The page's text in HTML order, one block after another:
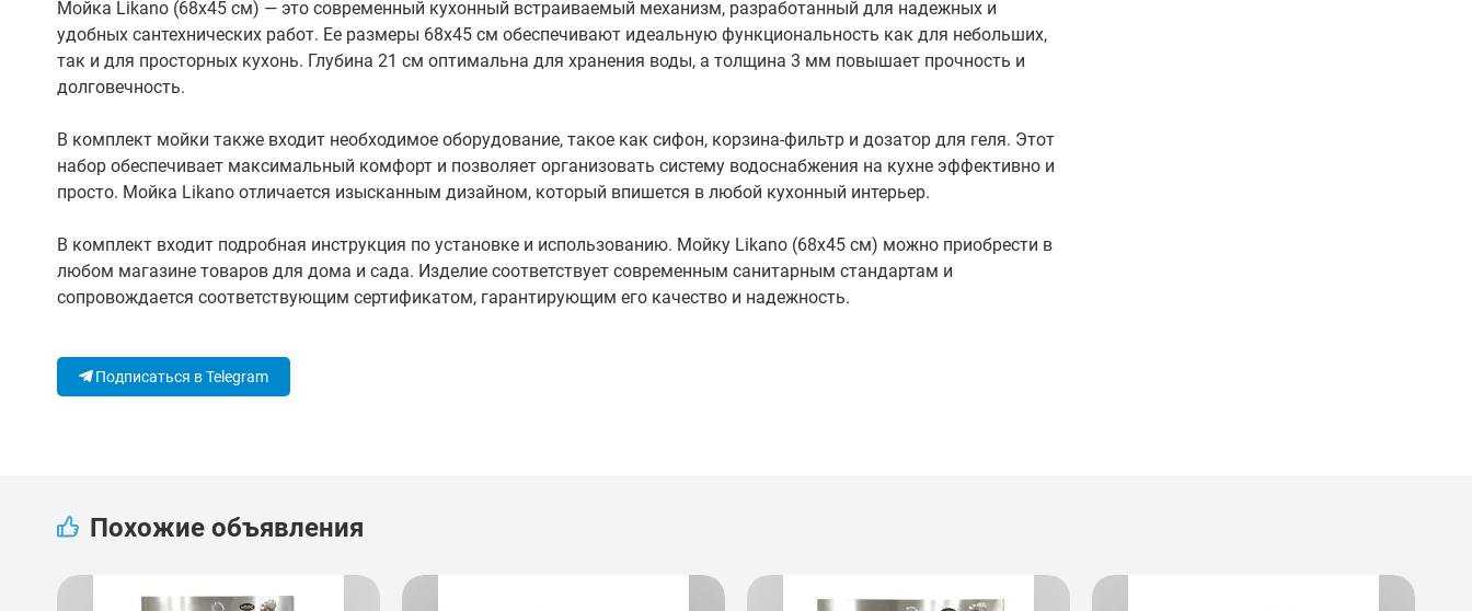
Мойка Likano (68x45 см) — это современный кухонный встраиваемый механизм, разработанный для надежных и
удобных сантехнических работ. Ее размеры 68x45 см обеспечивают идеальную функциональность как для небольших,
так и для просторных кухонь. Глубина 21 см оптимальна для хранения воды, а толщина 3 мм повышает прочность и
долговечность.
В комплект мойки также входит необходимое оборудование, такое как сифон, корзина-фильтр и дозатор для геля. Этот
набор обеспечивает максимальный комфорт и позволяет организовать систему водоснабжения на кухне эффективно и
просто. Мойка Likano отличается изысканным дизайном, который впишется в любой кухонный интерьер.
В комплект входит подробная инструкция по установке и использованию. Мойку Likano (68x45 см) можно приобрести в
любом магазине товаров для дома и сада. Изделие соответствует современным санитарным стандартам и
сопровождается соответствующим сертификатом, гарантирующим его качество и надежность.
Подписаться в Telegram
Похожие объявления